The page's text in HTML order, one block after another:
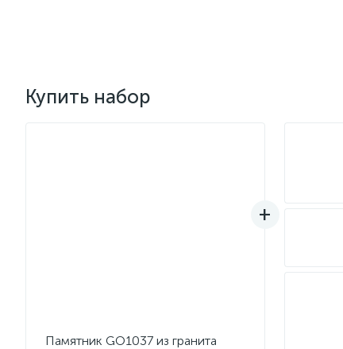
Купить набор
Памятник GO1037 из гранита